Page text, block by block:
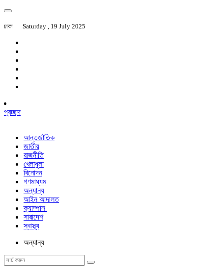
ঢাকা Saturday , 19 July 2025
প্রচ্ছদ
আন্তর্জাতিক
জাতীয়
রাজনীতি
খেলাধুলা
বিনোদন
গণমাধ্যম
অন্যান্য
আইন আদালত
ক্যাম্পাস
সারাদেশ
স্বাস্থ্য
অন্যান্য